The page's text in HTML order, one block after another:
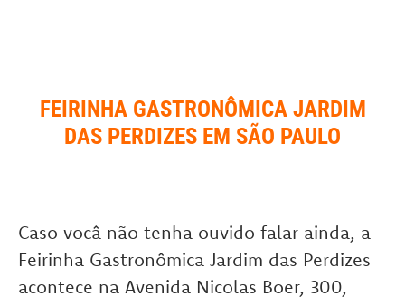
FEIRINHA GASTRONÔMICA JARDIM
DAS PERDIZES EM SÃO PAULO
Caso vocâ não tenha ouvido falar ainda, a
Feirinha Gastronômica Jardim das Perdizes
acontece na Avenida Nicolas Boer, 300,